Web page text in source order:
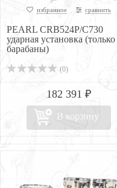
избранное сравнить
PEARL CRB524P/C730
ударная установка (только
барабаны)
(0)
182 391 ₽
В корзину